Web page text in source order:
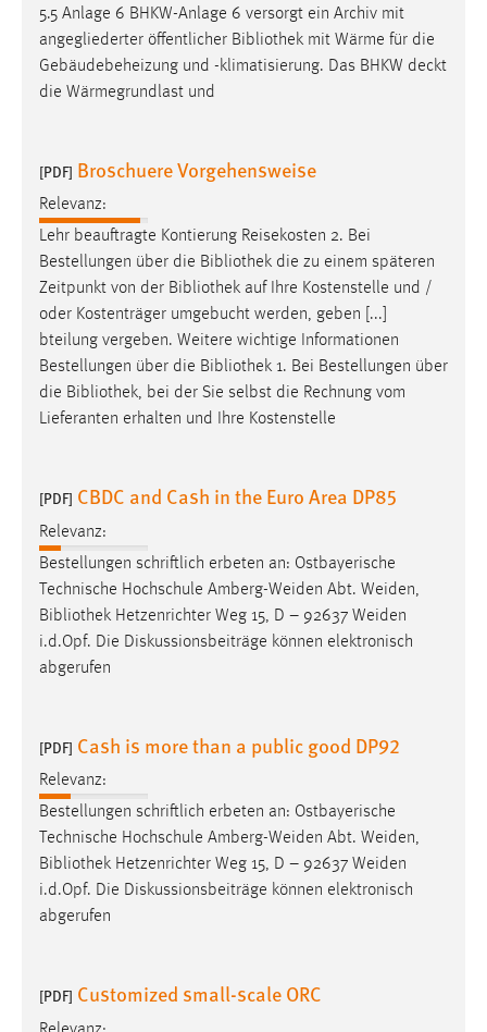
5.5 Anlage 6 BHKW-Anlage 6 versorgt ein Archiv mit
angegliederter öffentlicher Bibliothek mit Wärme für die
Gebäudebeheizung und -klimatisierung. Das BHKW deckt
die Wärmegrundlast und
[PDF] Broschuere Vorgehensweise
Relevanz:
Lehr beauftragte Kontierung Reisekosten 2. Bei
Bestellungen über die Bibliothek die zu einem späteren
Zeitpunkt von der Bibliothek auf Ihre Kostenstelle und /
oder Kostenträger umgebucht werden, geben [...]
bteilung vergeben. Weitere wichtige Informationen
Bestellungen über die Bibliothek 1. Bei Bestellungen über
die Bibliothek, bei der Sie selbst die Rechnung vom
Lieferanten erhalten und Ihre Kostenstelle
[PDF] CBDC and Cash in the Euro Area DP85
Relevanz:
Bestellungen schriftlich erbeten an: Ostbayerische
Technische Hochschule Amberg-Weiden Abt. Weiden,
Bibliothek Hetzenrichter Weg 15, D – 92637 Weiden
i.d.Opf. Die Diskussionsbeiträge können elektronisch
abgerufen
[PDF] Cash is more than a public good DP92
Relevanz:
Bestellungen schriftlich erbeten an: Ostbayerische
Technische Hochschule Amberg-Weiden Abt. Weiden,
Bibliothek Hetzenrichter Weg 15, D – 92637 Weiden
i.d.Opf. Die Diskussionsbeiträge können elektronisch
abgerufen
[PDF] Customized small-scale ORC
Name:
fe_user, be_user, be_lastLoginProvider
Zweck:
Dieser Cookie ist notwendig um sich an der Website
Cookie Laufzeit:
STATISTIK
Statistik Cookies erfassen Informationen anonym.
Diese Informationen helfen uns zu verstehen, wie
unsere Besucher unsere Website nutzen.
Matomo
Zugriffsstatistik
Cookie Laufzeit:
Max. 13 Monate
verwendet, um personalisierte Werbung anzuzeigen.
Sie tun dies, indem sie Besucher über Websites
hinweg verfolgen.
Google Ads
Name:
_gcl_au
Google Ireland Limited